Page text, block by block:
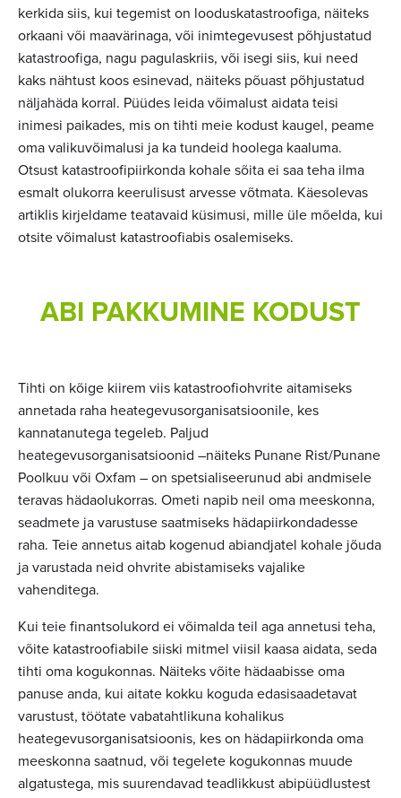
kerkida siis, kui tegemist on looduskatastroofiga, näiteks
orkaani või maavärinaga, või inimtegevusest põhjustatud
katastroofiga, nagu pagulaskriis, või isegi siis, kui need
kaks nähtust koos esinevad, näiteks põuast põhjustatud
näljahäda korral. Püüdes leida võimalust aidata teisi
inimesi paikades, mis on tihti meie kodust kaugel, peame
oma valikuvõimalusi ja ka tundeid hoolega kaaluma.
Otsust katastroofipiirkonda kohale sõita ei saa teha ilma
esmalt olukorra keerulisust arvesse võtmata. Käesolevas
artiklis kirjeldame teatavaid küsimusi, mille üle mõelda, kui
otsite võimalust katastroofiabis osalemiseks.
ABI PAKKUMINE KODUST
Tihti on kõige kiirem viis katastroofiohvrite aitamiseks
annetada raha heategevusorganisatsioonile, kes
kannatanutega tegeleb. Paljud
heategevusorganisatsioonid –näiteks Punane Rist/Punane
Poolkuu või Oxfam – on spetsialiseerunud abi andmisele
teravas hädaolukorras. Ometi napib neil oma meeskonna,
seadmete ja varustuse saatmiseks hädapiirkondadesse
raha. Teie annetus aitab kogenud abiandjatel kohale jõuda
ja varustada neid ohvrite abistamiseks vajalike
vahenditega.
Kui teie finantsolukord ei võimalda teil aga annetusi teha,
võite katastroofiabile siiski mitmel viisil kaasa aidata, seda
tihti oma kogukonnas. Näiteks võite hädaabisse oma
panuse anda, kui aitate kokku koguda edasisaadetavat
varustust, töötate vabatahtlikuna kohalikus
heategevusorganisatsioonis, kes on hädapiirkonda oma
meeskonna saatnud, või tegelete kogukonnas muude
algatustega, mis suurendavad teadlikkust abipüüdlustest